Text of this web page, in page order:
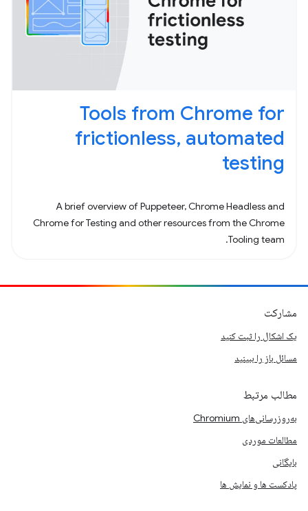
Tools from Chrome for
frictionless, automated
testing
A brief overview of Puppeteer, Chrome Headless and
Chrome for Testing and other resources from the Chrome
Tooling team.
مشارکت
یک اشکال را ثبت کنید
مسائل باز را ببینید
مطالب مرتبط
به‌روزرسانی‌های Chromium
مطالعات موردی
بایگانی
پادکست ها و نمایش ها